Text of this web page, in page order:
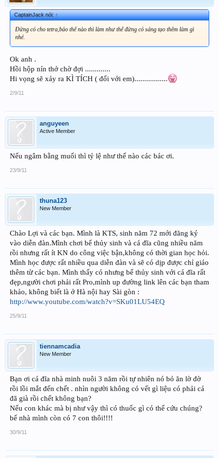
CaptainJack nói:↑
Đừng có cho tetra,bảo thế nào thì làm như thế đừng có sáng tạo thêm làm gì
nhé.
Ok anh .
Hồi hộp nín thở chờ đợi .............
Hi vọng sẽ xảy ra KÌ TÍCH ( đối với em).................
2/9/11
anguyeen
Active Member
Nếu ngâm bằng muối thì tỷ lệ như thế nào các bác ơi.
23/9/11
thuna123
New Member
Chào Lợi và các bạn. Mình là KTS, sinh năm 72 mới đăng ký
vào diễn đàn.Mình chơi bể thủy sinh và cá đĩa cũng nhiều năm
rồi nhưng rất ít KN do công việc bận,không có thời gian học hỏi.
Mình học được rất nhiều qua diễn đàn và sẽ có dịp được chỉ giáo
thêm từ các bạn. Mình thấy có nhưng bể thủy sinh với cá đĩa rất
đẹp,người chơi phải rất Pro,mình up đường link lên các bạn tham
khảo, không biết là ở Hà nội hay Sài gòn :
http://www.youtube.com/watch?v=SKu01LU54EQ
25/9/11
tiennamcadia
New Member
Bạn ơi cá đĩa nhà minh nuôi 3 năm rồi tự nhiên nó bỏ ăn lờ đờ
rồi lồi mắt đến chết . nhìn người không có vết gì liệu có phải cá
đã già rồi chết không bạn?
Nếu con khác mà bị như vậy thì có thuốc gì có thể cứu chúng?
bể nhà mình còn có 7 con thôi!!!!
30/9/11